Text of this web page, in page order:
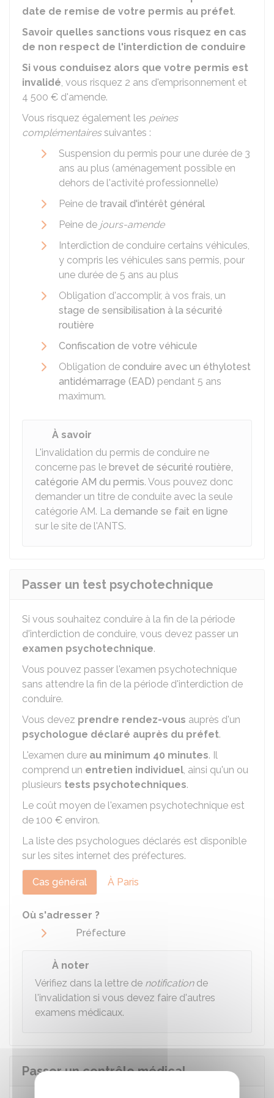
date de remise de votre permis au préfet.
Savoir quelles sanctions vous risquez en cas
de non respect de l'interdiction de conduire
Si vous conduisez alors que votre permis est
invalidé, vous risquez 2 ans d'emprisonnement et
4 500 € d'amende.
Vous risquez également les peines
complémentairessuivantes :
Suspension du permis pour une durée de 3
ans au plus (aménagement possible en
dehors de l'activité professionnelle)
Peine de travail d'intérêt général
Peine de jours-amende
Interdiction de conduire certains véhicules,
y compris les véhicules sans permis, pour
une durée de 5 ans au plus
Obligation d'accomplir, à vos frais, un
stage de sensibilisation à la sécurité
routière
Confiscation de votre véhicule
Obligation de conduire avec un éthylotest
antidémarrage (EAD) pendant 5 ans
maximum.
À savoir
L'invalidation du permis de conduire ne
concerne pas le brevet de sécurité routière,
catégorie AM du permis. Vous pouvez donc
demander un titre de conduite avec la seule
catégorie AM. La demande se fait en ligne
sur le site de l'ANTS.
Passer un test psychotechnique
Si vous souhaitez conduire à la fin de la période
d'interdiction de conduire, vous devez passer un
examen psychotechnique.
Vous pouvez passer l'examen psychotechnique
sans attendre la fin de la période d'interdiction de
conduire.
Vous devez prendre rendez-vous auprès d'un
psychologue déclaré auprès du préfet.
L'examen dure au minimum 40 minutes. Il
comprend un entretien individuel, ainsi qu'un ou
plusieurs tests psychotechniques.
Le coût moyen de l'examen psychotechnique est
de 100 € environ.
La liste des psychologues déclarés est disponible
sur les sites internet des préfectures.
Cas général À Paris
Où s'adresser ?
Préfecture
À noter
Vérifiez dans la lettre de notificationde
l'invalidation si vous devez faire d'autres
examens médicaux.
Passer un contrôle médical